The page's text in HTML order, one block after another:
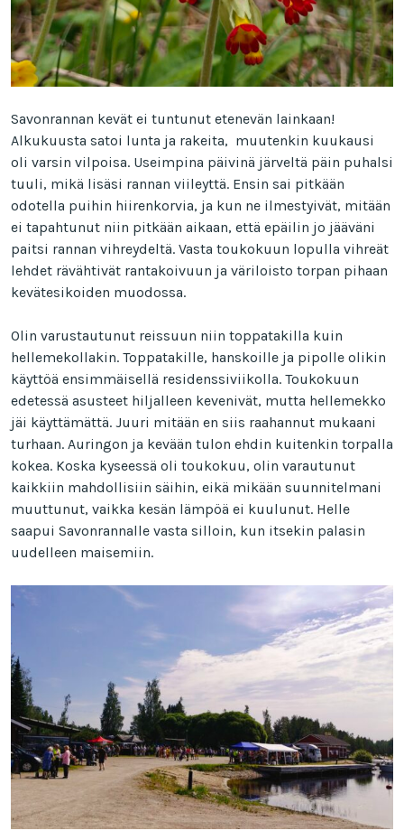
Savonrannan kevät ei tuntunut etenevän lainkaan!
Alkukuusta satoi lunta ja rakeita, muutenkin kuukausi
oli varsin vilpoisa. Useimpina päivinä järveltä päin puhalsi
tuuli, mikä lisäsi rannan viileyttä. Ensin sai pitkään
odotella puihin hiirenkorvia, ja kun ne ilmestyivät, mitään
ei tapahtunut niin pitkään aikaan, että epäilin jo jääväni
paitsi rannan vihreydeltä. Vasta toukokuun lopulla vihreät
lehdet rävähtivät rantakoivuun ja väriloisto torpan pihaan
kevätesikoiden muodossa.
Olin varustautunut reissuun niin toppatakilla kuin
hellemekollakin. Toppatakille, hanskoille ja pipolle olikin
käyttöä ensimmäisellä residenssiviikolla. Toukokuun
edetessä asusteet hiljalleen kevenivät, mutta hellemekko
jäi käyttämättä. Juuri mitään en siis raahannut mukaani
turhaan. Auringon ja kevään tulon ehdin kuitenkin torpalla
kokea. Koska kyseessä oli toukokuu, olin varautunut
kaikkiin mahdollisiin säihin, eikä mikään suunnitelmani
muuttunut, vaikka kesän lämpöä ei kuulunut. Helle
saapui Savonrannalle vasta silloin, kun itsekin palasin
uudelleen maisemiin.